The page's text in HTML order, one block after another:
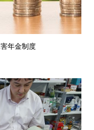
年金制度